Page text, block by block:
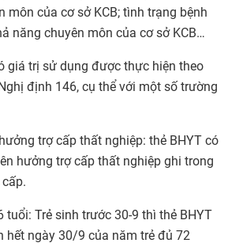
môn của cơ sở KCB; tình trạng bệnh
năng chuyên môn của cơ sở KCB…
giá trị sử dụng được thực hiện theo
định 146, cụ thể với một số trường
trợ cấp thất nghiệp: thẻ BHYT có
hưởng trợ cấp thất nghiệp ghi trong
tuổi: Trẻ sinh trước 30-9 thì thẻ BHYT
hết ngày 30/9 của năm trẻ đủ 72